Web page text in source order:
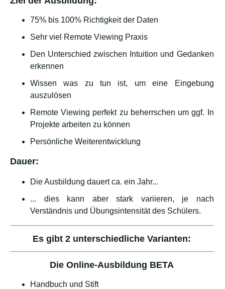
75% bis 100% Richtigkeit der Daten
Sehr viel Remote Viewing Praxis
Den Unterschied zwischen Intuition und Gedanken
erkennen
Wissen was zu tun ist, um eine Eingebung
auszulösen
Remote Viewing perfekt zu beherrschen um ggf. In
Projekte arbeiten zu können
Persönliche Weiterentwicklung
Dauer:
Die Ausbildung dauert ca. ein Jahr...
... dies kann aber stark variieren, je nach
Verständnis und Übungsintensität des Schülers.
Es gibt 2 unterschiedliche Varianten:
Die Online-Ausbildung BETA
Handbuch und Stift